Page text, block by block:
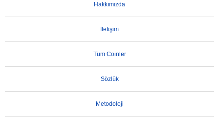
Hakkımızda
İletişim
Tüm Coinler
Sözlük
Metodoloji